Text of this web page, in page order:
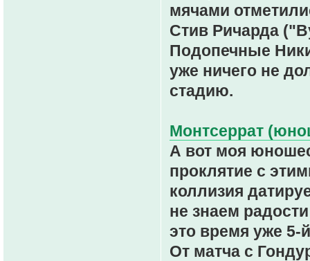
мячами
Стив Ричарда
Подопечные
уже ничего не
стадию.
Монтсеррат
А вот моя
проклятие с
коллизия
не знаем
это время уже 5-
От матча с